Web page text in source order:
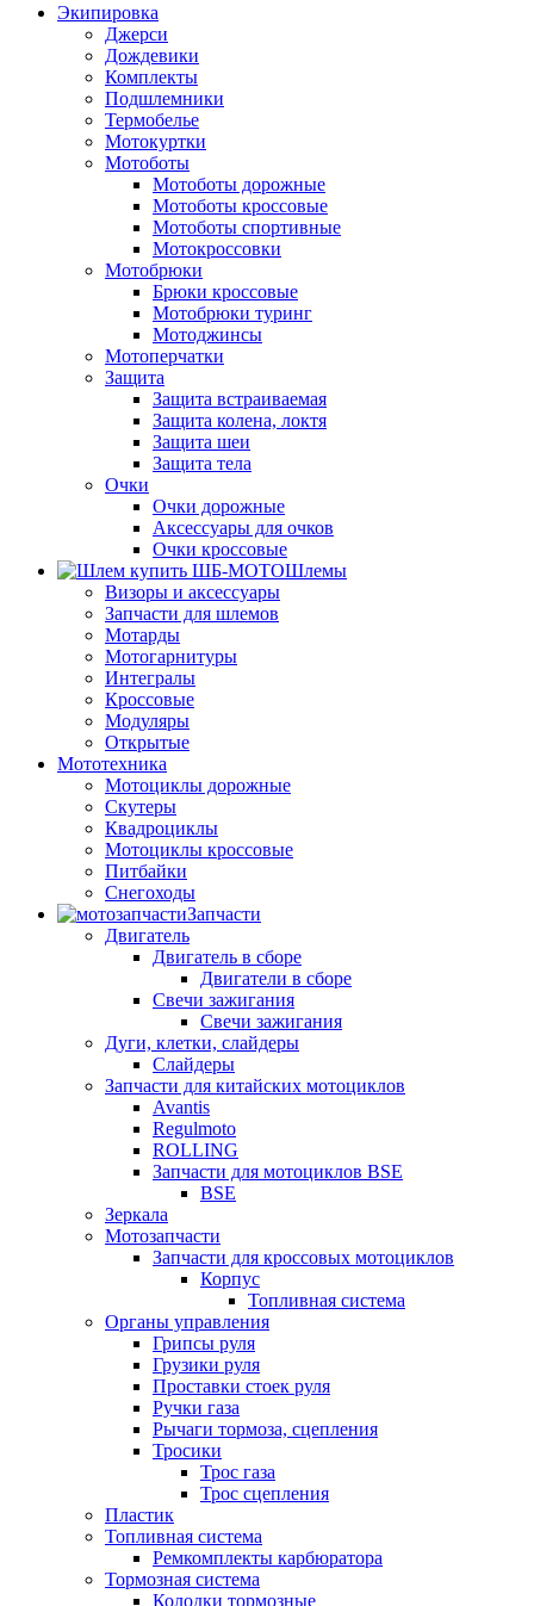
Экипировка
Джерси
Дождевики
Комплекты
Подшлемники
Термобелье
Мотокуртки
Мотоботы
Мотоботы дорожные
Мотоботы кроссовые
Мотоботы спортивные
Мотокроссовки
Мотобрюки
Брюки кроссовые
Мотобрюки туринг
Мотоджинсы
Мотоперчатки
Защита
Защита встраиваемая
Защита колена, локтя
Защита шеи
Защита тела
Очки
Очки дорожные
Аксессуары для очков
Очки кроссовые
Шлемы
Визоры и аксессуары
Запчасти для шлемов
Мотарды
Мотогарнитуры
Интегралы
Кроссовые
Модуляры
Открытые
Мототехника
Мотоциклы дорожные
Скутеры
Квадроциклы
Мотоциклы кроссовые
Питбайки
Снегоходы
Запчасти
Двигатель
Двигатель в сборе
Двигатели в сборе
Свечи зажигания
Свечи зажигания
Дуги, клетки, слайдеры
Слайдеры
Запчасти для китайских мотоциклов
Avantis
Regulmoto
ROLLING
Запчасти для мотоциклов BSE
BSE
Зеркала
Мотозапчасти
Запчасти для кроссовых мотоциклов
Корпус
Топливная система
Органы управления
Грипсы руля
Грузики руля
Проставки стоек руля
Ручки газа
Рычаги тормоза, сцепления
Тросики
Трос газа
Трос сцепления
Пластик
Топливная система
Ремкомплекты карбюратора
Тормозная система
Колодки тормозные